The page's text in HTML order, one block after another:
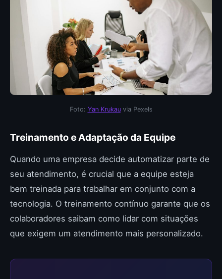
Foto: Yan Krukauvia Pexels
Treinamento e Adaptação da Equipe
Quando uma empresa decide automatizar parte de
seu atendimento, é crucial que a equipe esteja
bem treinada para trabalhar em conjunto com a
tecnologia. O treinamento contínuo garante que os
colaboradores saibam como lidar com situações
que exigem um atendimento mais personalizado.